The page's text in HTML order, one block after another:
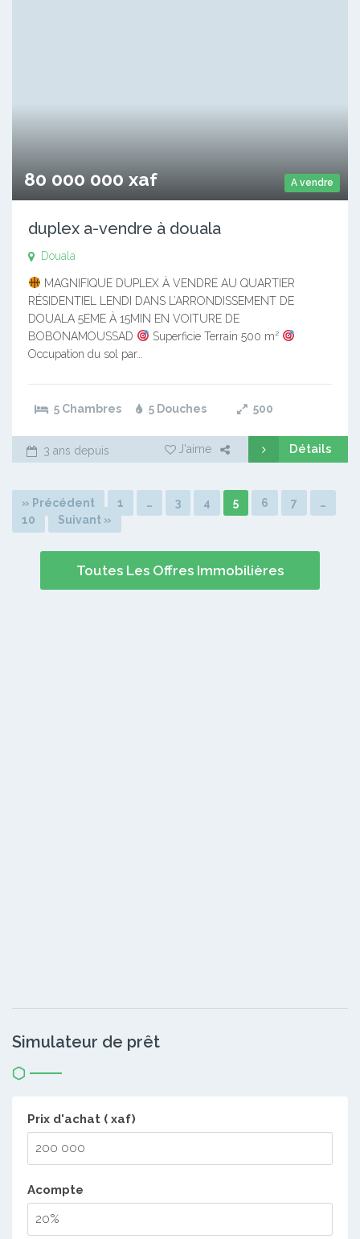
A vendre
80 000 000 xaf
duplex a-vendre à douala
Douala
MAGNIFIQUE DUPLEX À VENDRE AU QUARTIER
RÉSIDENTIEL LENDI DANS L’ARRONDISSEMENT DE
DOUALA 5EME À 15MIN EN VOITURE DE
BOBONAMOUSSAD
Superficie Terrain 500 m²
Occupation du sol par…
5 Chambres 5 Douches 500
3 ans depuis J'aime Détails
» Précédent 1 … 3 4 5 6 7
…
10
Suivant »
Toutes Les Offres Immobilières
Simulateur de prêt
Prix d'achat ( xaf)
Acompte